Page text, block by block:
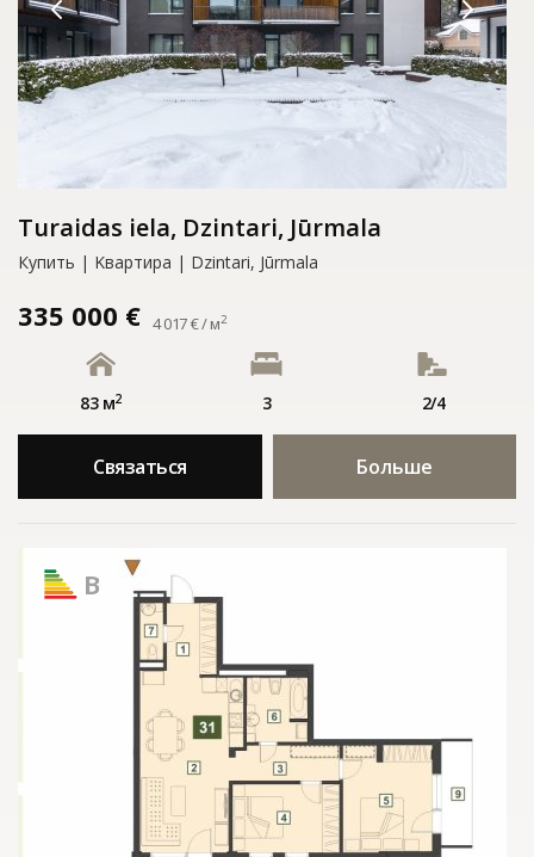
Turaidas iela, Dzintari, Jūrmala
Купить | Kвартирa | Dzintari, Jūrmala
335 000 € 4 017 € / м2
83 м2 3 2/4
Связаться Больше
B